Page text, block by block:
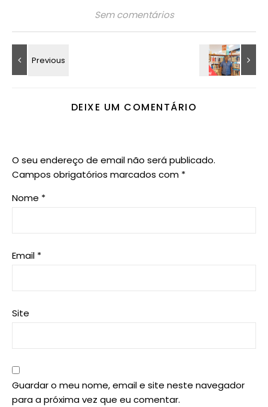
Sem comentários
DEIXE UM COMENTÁRIO
O seu endereço de email não será publicado.
Campos obrigatórios marcados com *
Nome *
Email *
Site
Guardar o meu nome, email e site neste navegador
para a próxima vez que eu comentar.